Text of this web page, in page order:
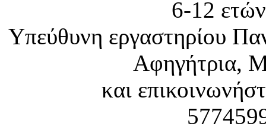
6-12
Υπεύθυνη εργαστηρίου
Αφηγήτρια,
και